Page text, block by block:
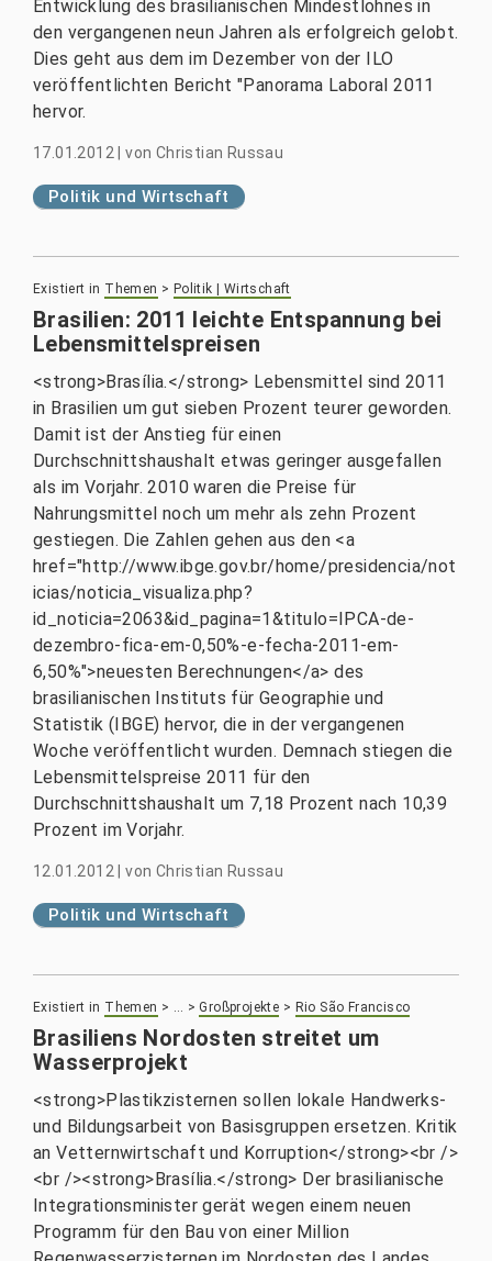
Entwicklung des brasilianischen Mindestlohnes in
den vergangenen neun Jahren als erfolgreich gelobt.
Dies geht aus dem im Dezember von der ILO
veröffentlichten Bericht "Panorama Laboral 2011
hervor.
17.01.2012 |von Christian Russau
Politik und Wirtschaft
Existiert in Themen > Politik | Wirtschaft
Brasilien: 2011 leichte Entspannung bei
Lebensmittelspreisen
<strong>Brasília.</strong> Lebensmittel sind 2011
in Brasilien um gut sieben Prozent teurer geworden.
Damit ist der Anstieg für einen
Durchschnittshaushalt etwas geringer ausgefallen
als im Vorjahr. 2010 waren die Preise für
Nahrungsmittel noch um mehr als zehn Prozent
gestiegen. Die Zahlen gehen aus den <a
href="http://www.ibge.gov.br/home/presidencia/not
icias/noticia_visualiza.php?
id_noticia=2063&id_pagina=1&titulo=IPCA-de-
dezembro-fica-em-0,50%-e-fecha-2011-em-
6,50%">neuesten Berechnungen</a> des
brasilianischen Instituts für Geographie und
Statistik (IBGE) hervor, die in der vergangenen
Woche veröffentlicht wurden. Demnach stiegen die
Lebensmittelspreise 2011 für den
Durchschnittshaushalt um 7,18 Prozent nach 10,39
Prozent im Vorjahr.
12.01.2012 |von Christian Russau
Politik und Wirtschaft
Existiert in Themen > … >Großprojekte > Rio São Francisco
Brasiliens Nordosten streitet um
Wasserprojekt
<strong>Plastikzisternen sollen lokale Handwerks-
und Bildungsarbeit von Basisgruppen ersetzen. Kritik
an Vetternwirtschaft und Korruption</strong><br />
<br /><strong>Brasília.</strong> Der brasilianische
Integrationsminister gerät wegen einem neuen
Programm für den Bau von einer Million